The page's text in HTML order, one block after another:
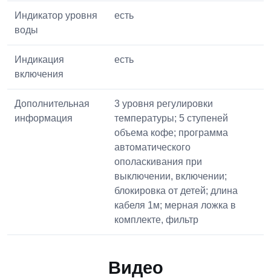
Индикатор уровня
воды
есть
Индикация
включения
есть
Дополнительная
информация
3 уровня регулировки
температуры; 5 ступеней
объема кофе; программа
автоматического
ополаскивания при
выключении, включении;
блокировка от детей; длина
кабеля 1м; мерная ложка в
комплекте, фильтр
Видео